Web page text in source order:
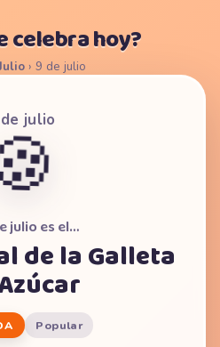
celebra hoy?
› 9 de julio
julio
julio es el…
de la Galleta
Popular